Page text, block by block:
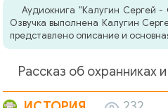
Аудиокнига "Калугин Сергей
Озвучка выполнена Калугин
представлено описание и
Рассказ об охранниках